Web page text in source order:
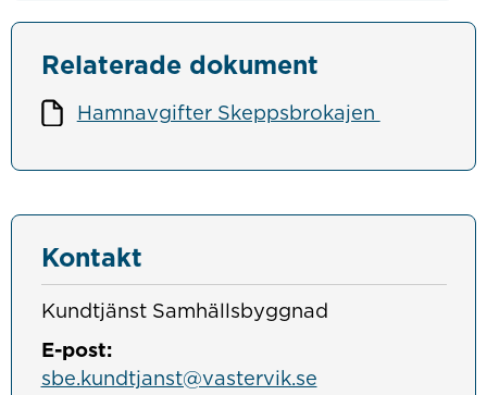
Relaterade dokument
Hamnavgifter Skeppsbrokajen
Kontakt
Kundtjänst Samhällsbyggnad
E-post:
sbe.kundtjanst@vastervik.se